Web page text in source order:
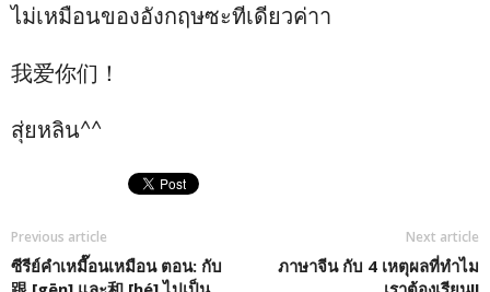
ไม่เหมือนของอังกฤษซะทีเดียวค่าา
我爱你们！
สุ่ยหลิน^^
Previous article
ซีรีย์คำเหมื๊อนเหมือน ตอน: กับ
Next article
ภาษาจีน กับ 4 เหตุผลที่ทำไม